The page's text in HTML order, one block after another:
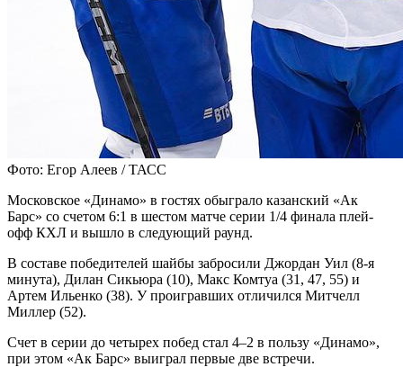
Фото: Егор Алеев / ТАСС
Московское «Динамо» в гостях обыграло казанский «Ак
Барс» со счетом 6:1 в шестом матче серии 1/4 финала плей-
офф КХЛ и вышло в следующий раунд.
В составе победителей шайбы забросили Джордан Уил (8-я
минута), Дилан Сикьюра (10), Макс Комтуа (31, 47, 55) и
Артем Ильенко (38). У проигравших отличился Митчелл
Миллер (52).
Счет в серии до четырех побед стал 4–2 в пользу «Динамо»,
при этом «Ак Барс» выиграл первые две встречи.